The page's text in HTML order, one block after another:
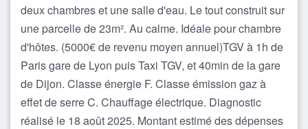
deux chambres et une salle d'eau. Le tout construit sur
une parcelle de 23m². Au calme. Idéale pour chambre
d'hôtes. (5000€ de revenu moyen annuel)TGV à 1h de
Paris gare de Lyon puis Taxi TGV, et 40min de la gare
de Dijon. Classe énergie F. Classe émission gaz à
effet de serre C. Chauffage électrique. Diagnostic
réalisé le 18 août 2025. Montant estimé des dépenses